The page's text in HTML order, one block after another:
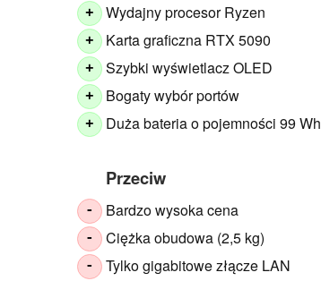
+ Wydajny procesor Ryzen
+ Karta graficzna RTX 5090
+ Szybki wyświetlacz OLED
+ Bogaty wybór portów
+ Duża bateria o pojemności 99 Wh
Przeciw
- Bardzo wysoka cena
- Ciężka obudowa (2,5 kg)
- Tylko gigabitowe złącze LAN